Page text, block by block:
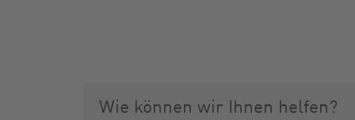
Wie können wir Ihnen helfen?